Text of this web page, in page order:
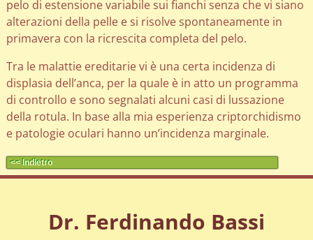
pelo di estensione variabile sui fianchi senza che vi siano
alterazioni della pelle e si risolve spontaneamente in
primavera con la ricrescita completa del pelo.
Tra le malattie ereditarie vi è una certa incidenza di
displasia dell’anca, per la quale è in atto un programma
di controllo e sono segnalati alcuni casi di lussazione
della rotula. In base alla mia esperienza criptorchidismo
e patologie oculari hanno un’incidenza marginale.
<< Indietro
Dr. Ferdinando Bassi